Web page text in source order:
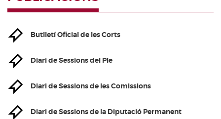
Butlletí Oficial de les Corts
Diari de Sessions del Ple
Diari de Sessions de les Comissions
Diari de Sessions de la Diputació Permanent